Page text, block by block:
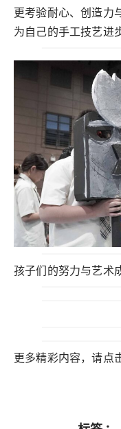
更考验耐心、创造力
为自己的手工技艺进
孩子们的努力与艺术
更多精彩内容，请点